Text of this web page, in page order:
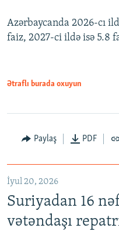
Auto
Azərbaycanda 2026-cı
faiz, 2027-ci ildə isə 5.8
Ətraflı burada oxuyun
Paylaş PDF
İyul 20, 2026
Suriyadan 16
vətəndaşı